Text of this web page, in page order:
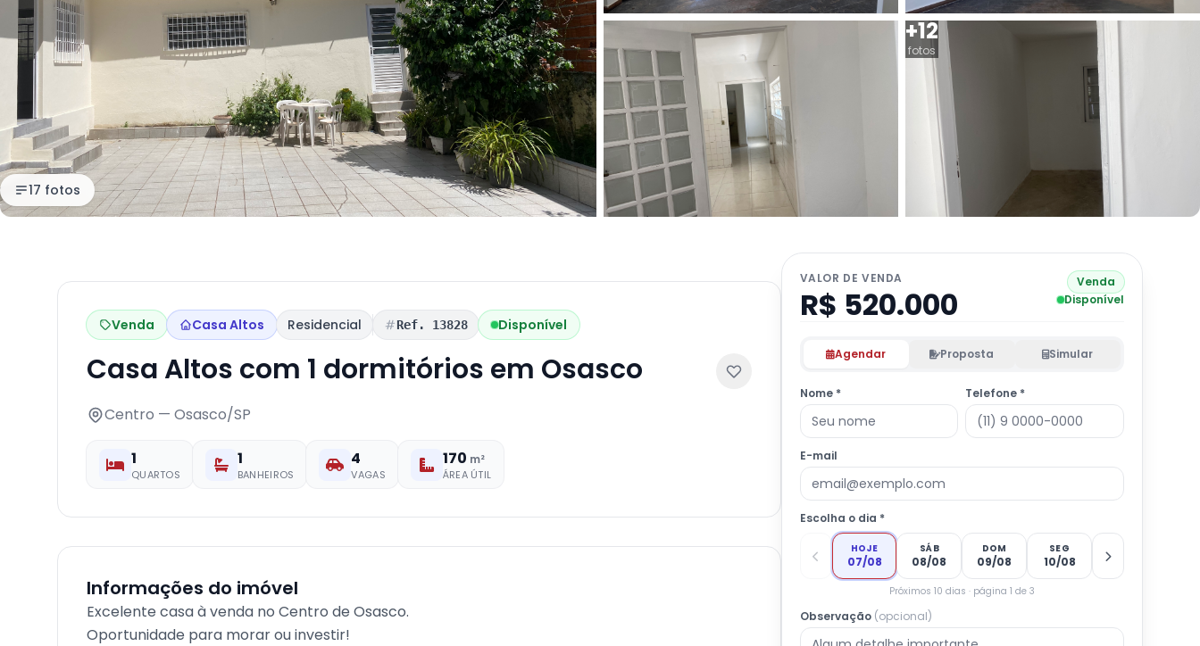
+12
fotos
17 fotos
Venda Casa Altos Residencial Ref. 13828 Disponível
Casa Altos com 1 dormitórios em Osasco
Centro — Osasco/SP
1
QUARTOS
1
BANHEIROS
4
VAGAS
170 m²
ÁREA ÚTIL
Informações do imóvel
Excelente casa à venda no Centro de Osasco.
Oportunidade para morar ou investir!
VALOR DE VENDA
R$ 520.000
Venda
Disponível
Agendar Proposta Simular
Nome * Telefone *
E-mail
Escolha o dia *
HOJE
07/08
SÁB
08/08
DOM
09/08
SEG
10/08
Próximos 10 dias · página 1 de 3
Observação (opcional)